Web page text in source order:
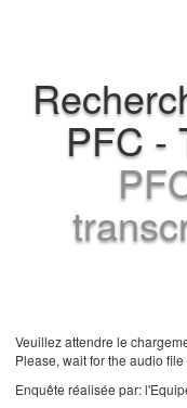
PFC -
Veuillez attendre le
Please, wait for the audio
Enquête réalisée par: